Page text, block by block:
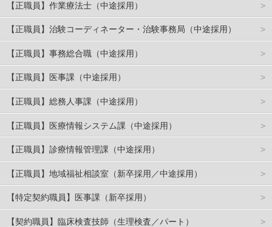
【正職員】作業療法士（中途採用）
【正職員】治験コーディネーター・治験事務局（中途採用）
【正職員】事務総合職（中途採用）
【正職員】医事課（中途採用）
【正職員】総務人事課（中途採用）
【正職員】医療情報システム課（中途採用）
【正職員】診療情報管理課（中途採用）
【正職員】地域福祉相談室（新卒採用／中途採用）
【特定契約職員】医事課（新卒採用）
【契約職員】臨床検査技師（生理検査／パート）